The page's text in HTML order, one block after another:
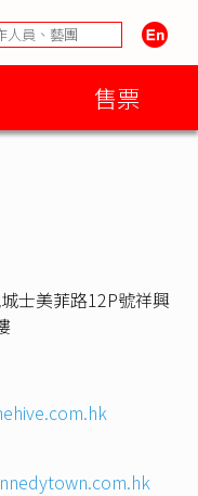
售票
士美菲路12P號祥興